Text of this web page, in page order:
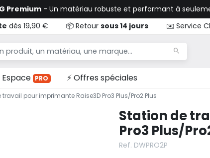
Premium - Un matériau robuste et performant à
dès 19,90 € 📦 Retour sous 14 jours ✉️ Service
Espace PRO ⚡ Offres spéciales
pour imprimante Raise3D Pro3 Plus/Pro2 Plus
Station de
Pro3 Plus/
Ref. DWPRO2P